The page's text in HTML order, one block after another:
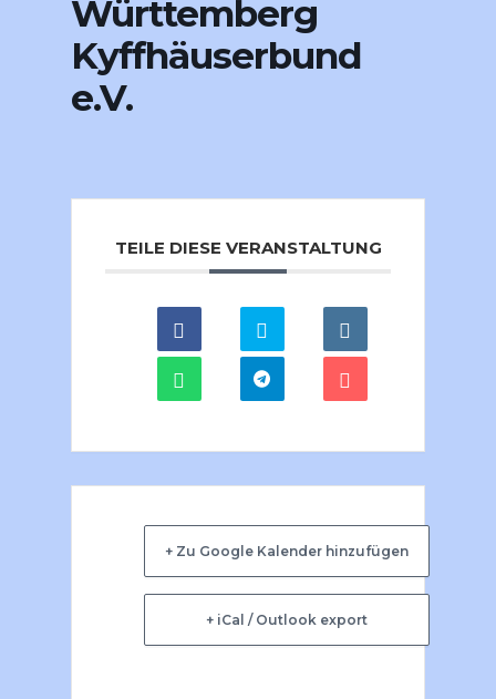
Württemberg
Kyffhäuserbund
e.V.
TEILE DIESE VERANSTALTUNG
+ Zu Google Kalender hinzufügen
+ iCal / Outlook export